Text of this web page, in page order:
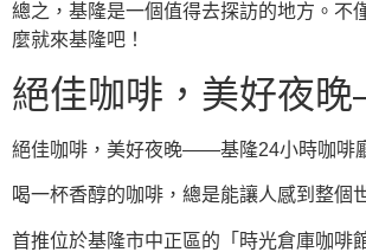
總之，基隆是一個值得去探訪的地方。不
麼就來基隆吧！
絕佳咖啡，美好夜
絕佳咖啡，美好夜晚——基隆24小時咖啡
喝一杯香醇的咖啡，總是能讓人感到整個
首推位於基隆市中正區的「時光倉庫咖啡